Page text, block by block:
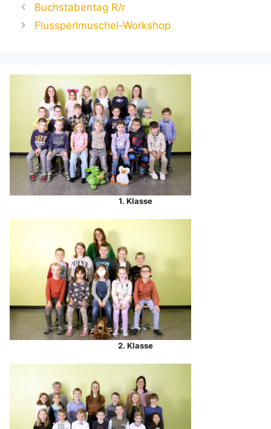
Buchstabentag R/r
Flussperlmuschel-Workshop
1. Klasse
2. Klasse